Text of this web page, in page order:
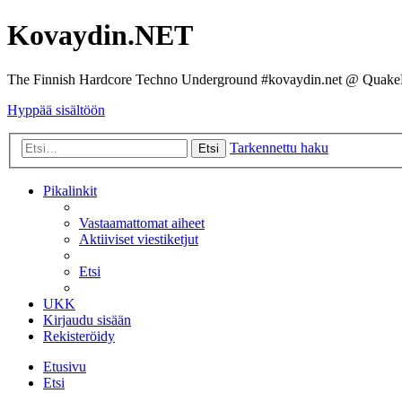
Kovaydin.NET
The Finnish Hardcore Techno Underground #kovaydin.net @
Hyppää sisältöön
Etsi Tarkennettu haku
Pikalinkit
Vastaamattomat aiheet
Aktiiviset viestiketjut
Etsi
UKK
Kirjaudu sisään
Rekisteröidy
Etusivu
Etsi